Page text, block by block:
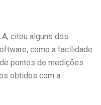
citou alguns dos
como a facilidade
pontos de medições
obtidos com a